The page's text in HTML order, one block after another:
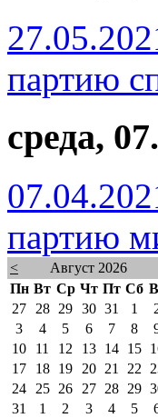
партию
среда,
партию
<
Август 2026
Пн Вт Ср Чт Пт Сб
27
28 29 30 31 1
3
4 5 6 7 8
10
11 12 13 14 15
17
18 19 20 21 22
24
25 26 27 28 29
31
1 2 3 4 5